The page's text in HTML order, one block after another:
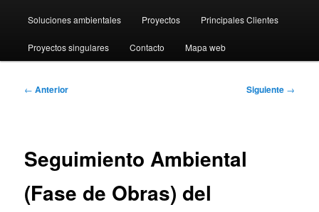
Soluciones ambientales Proyectos Principales Clientes
Proyectos singulares Contacto Mapa web
Navegación
← Anterior Siguiente →
Seguimiento Ambiental
(Fase de Obras) del